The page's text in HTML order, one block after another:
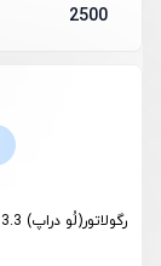
2500
رگولاتور(لُو دراپ) 3.3 ولت 300 میلی آمپر با پکیج SOT-23-5